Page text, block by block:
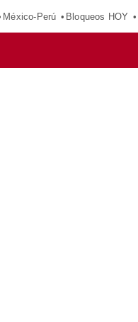
México-Perú Bloqueos HOY